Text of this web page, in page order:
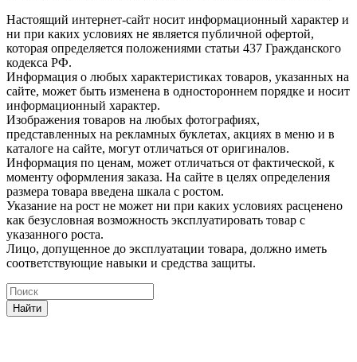
Настоящий интернет-сайт носит информационный характер и
ни при каких условиях не является публичной офертой,
которая определяется положениями статьи 437 Гражданского
кодекса РФ.
Информация о любых характеристиках товаров, указанных на
сайте, может быть изменена в одностороннем порядке и носит
информационный характер.
Изображения товаров на любых фотографиях,
представленных на рекламных буклетах, акциях в меню и в
каталоге на сайте, могут отличаться от оригиналов.
Информация по ценам, может отличаться от фактической, к
моменту оформления заказа. На сайте в целях определения
размера товара введена шкала с ростом.
Указание на рост не может ни при каких условиях расценено
как безусловная возможность эксплуатировать товар с
указанного роста.
Лицо, допущенное до эксплуатации товара, должно иметь
соответствующие навыки и средства защиты.
Найти